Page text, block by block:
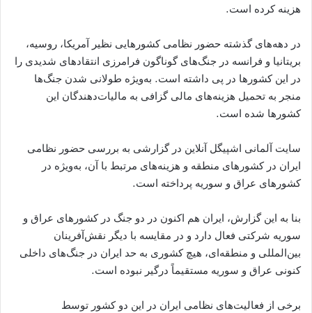
هزینه کرده است.
در دهه‌های گذشته حضور نظامی کشورهایی نظیر آمریکا، روسیه،
بریتانیا و فرانسه در جنگ‌های گوناگون فرامرزی انتقاد‌های شدیدی را
در این کشورها در پی داشته است. به‌ویژه طولانی شدن جنگ‌ها
منجر به تحمیل هزینه‌های مالی گزافی به مالیات‌دهندگان این
کشورها شده است.
سایت آلمانی اشپیگل آنلاین در گزارشی به بررسی حضور نظامی
ایران در کشورهای منطقه و هزینه‌های مرتبط با آن، به‌ویژه در
کشورهای عراق و سوریه پرداخته است.
بنا به این گزارش، ایران هم اکنون در دو جنگ در کشورهای عراق و
سوریه شرکتی فعال دارد و در مقایسه با دیگر نقش‌آفرینان
بین‌المللی و منطقه‌ای، هیچ کشوری به حد ایران در جنگ‌های داخلی
کنونی عراق و سوریه مستقیماً درگیر نبوده است.
برخی از فعالیت‌های نظامی ایران در این دو کشور توسط